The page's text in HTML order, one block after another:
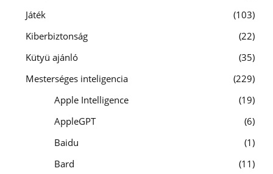
Játék
103
Kiberbiztonság
22
Kütyü ajánló
35
Mesterséges inteligencia
229
Apple Intelligence
19
AppleGPT
6
Baidu
1
Bard
11